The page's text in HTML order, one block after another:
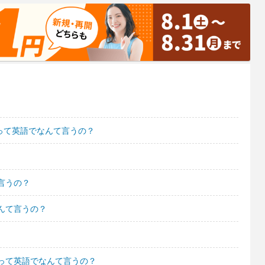
英語でなんて言うの？
うの？
て言うの？
て英語でなんて言うの？